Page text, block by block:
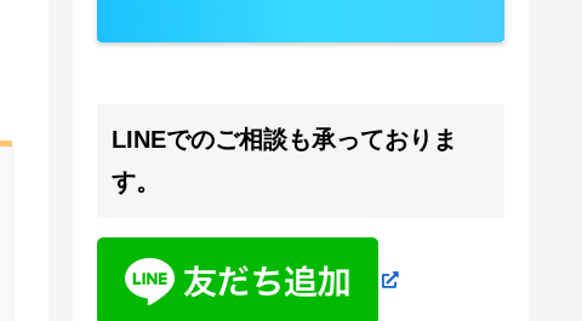
LINEでのご相談も承っておりま
す。